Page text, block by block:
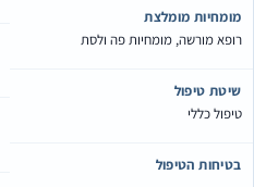
מומחיות מומלצת
רופא מורשה, מומחיות פה ולסת
שיטת טיפול
טיפול כללי
בטיחות הטיפול